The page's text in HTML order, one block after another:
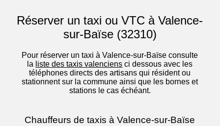
Réserver un taxi ou VTC à Valence-
sur-Baïse (32310)
Pour réserver un taxi à Valence-sur-Baïse consulte
la liste des taxis valenciens ci dessous avec les
téléphones directs des artisans qui résident ou
stationnent sur la commune ainsi que les bornes et
stations le cas échéant.
Chauffeurs de taxis à Valence-sur-Baïse